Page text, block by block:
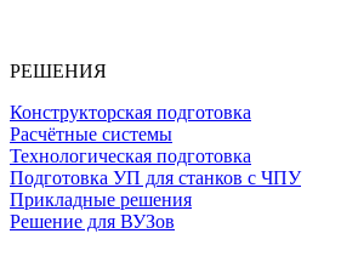
РЕШЕНИЯ
Конструкторская подготовка
Расчётные системы
Технологическая подготовка
Подготовка УП для станков с ЧПУ
Прикладные решения
Решение для ВУЗов